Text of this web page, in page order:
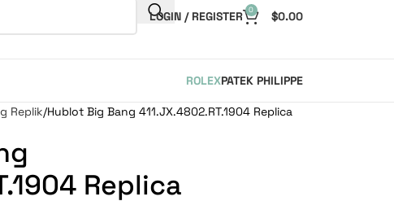
LOGIN / REGISTER 0 $0.00
ROLEXPATEK PHILIPPE
Replik Hublot Big Bang 411.JX.4802.RT.1904 Replica
Replica